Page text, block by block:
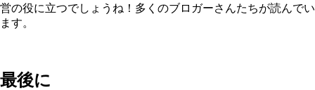
営の役に立つでしょうね！多くのブロガーさんたちが読んでい
ます。
最後に